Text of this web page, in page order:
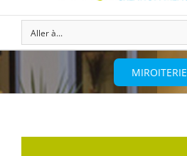
Aller à...
MIROITERIE